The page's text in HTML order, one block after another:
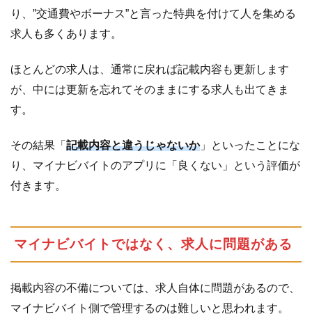
り、”交通費やボーナス”と言った特典を付けて人を集める
求人も多くあります。
ほとんどの求人は、通常に戻れば記載内容も更新します
が、中には更新を忘れてそのままにする求人も出てきま
す。
その結果「 記載内容と違うじゃないか」といったことにな
り、マイナビバイトのアプリに「良くない」という評価が
付きます。
マイナビバイトではなく、求人に問題がある
掲載内容の不備については、求人自体に問題があるので、
マイナビバイト側で管理するのは難しいと思われます。